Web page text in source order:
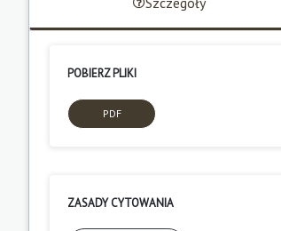
POBIERZ PLIKI
PDF
ZASADY CYTOWANIA